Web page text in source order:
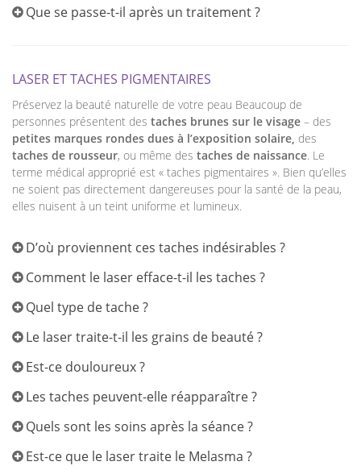
Que se passe-t-il après un traitement ?
LASER ET TACHES PIGMENTAIRES
Préservez la beauté naturelle de votre peau Beaucoup de
personnes présentent des taches brunes sur le visage – des
petites marques rondes dues à l’exposition solaire, des
taches de rousseur, ou même des taches de naissance. Le
terme médical approprié est « taches pigmentaires ». Bien qu’elles
ne soient pas directement dangereuses pour la santé de la peau,
elles nuisent à un teint uniforme et lumineux.
D’où proviennent ces taches indésirables ?
Comment le laser efface-t-il les taches ?
Quel type de tache ?
Le laser traite-t-il les grains de beauté ?
Est-ce douloureux ?
Les taches peuvent-elle réapparaître ?
Quels sont les soins après la séance ?
Est-ce que le laser traite le Melasma ?